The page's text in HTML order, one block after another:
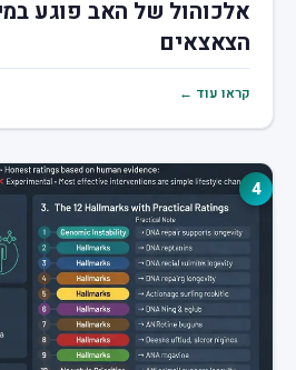
אלכוהול של האב פוגע
הצאצאים
קראו עוד ←
4